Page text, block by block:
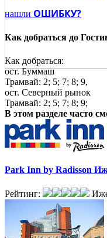
нашли ОШИБКУ?
Как добраться до
Как добраться:
ост. Буммаш
Трамвай: 2; 5; 7; 8; 9,
ост. Северный рынок
Трамвай: 2; 5; 7; 8; 9;
В этом разделе часто
Park Inn by Radisson
Рейтинг: